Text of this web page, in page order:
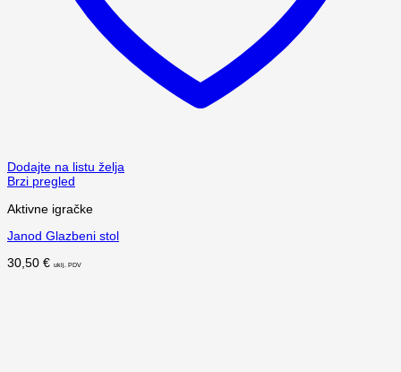
Dodajte na listu želja
Brzi pregled
Aktivne igračke
Janod Glazbeni stol
30,50 € uklj. PDV